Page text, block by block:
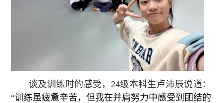
谈及训练时的感受，24级本科生卢沛辰说道：
“训练虽疲惫辛苦，但我在并肩努力中感受到团结的